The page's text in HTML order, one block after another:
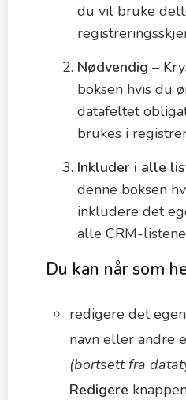
du vil bruke
Nødvendig –
boksen hvis du
datafeltet
brukes i
Inkluder i alle
denne boksen
inkludere det
alle CRM-
Du kan når som
redigere det
navn eller andre
(bortsett fra
Redigere